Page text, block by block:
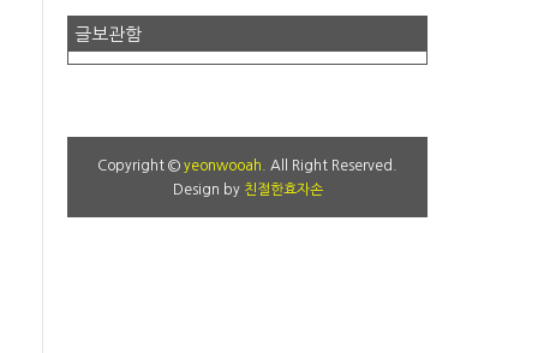
글보관함
Copyright ©yeonwooah . All Right Reserved.
Design by 친절한효자손